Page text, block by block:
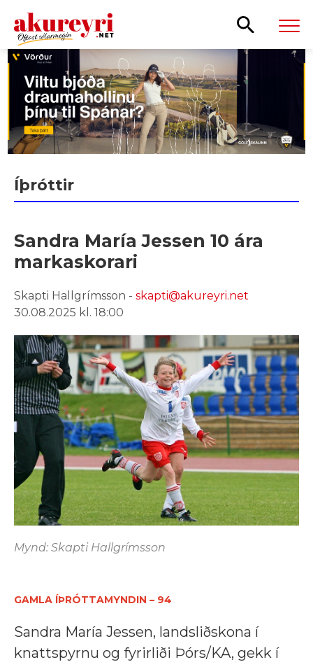
Leita
Íþróttir
Sandra María Jessen 10 ára
markaskorari
Skapti Hallgrímsson - skapti@akureyri.net
30.08.2025 kl. 18:00
Mynd: Skapti Hallgrímsson
GAMLA ÍÞRÓTTAMYNDIN – 94
Sandra María Jessen, landsliðskona í
knattspyrnu og fyrirliði Þórs/KA, gekk í